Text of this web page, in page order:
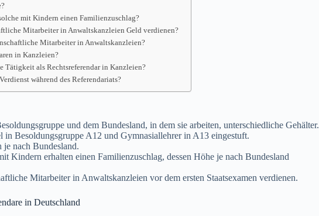
mit Kindern einen Familienzuschlag?
Mitarbeiter in Anwaltskanzleien Geld verdienen?
Mitarbeiter in Anwaltskanzleien?
in Kanzleien?
Tätigkeit als Rechtsreferendar in Kanzleien?
während des Referendariats?
und dem Bundesland, in dem sie arbeiten, unterschiedliche Gehälter.
in Besoldungsgruppe A12 und Gymnasiallehrer in A13 eingestuft.
nach Bundesland.
Kindern erhalten einen Familienzuschlag, dessen Höhe je nach Bundesland
Mitarbeiter in Anwaltskanzleien vor dem ersten Staatsexamen verdienen.
in Deutschland